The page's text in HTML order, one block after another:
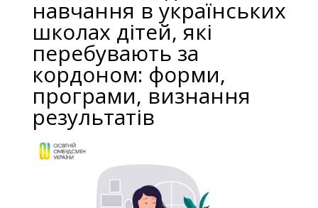
навчання в українських
школах дітей, які
перебувають за
кордоном: форми,
програми, визнання
результатів